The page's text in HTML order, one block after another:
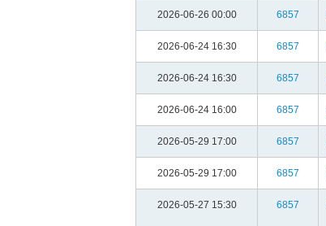
2026-06-26 00:00 6857
2026-06-24 16:30 6857
2026-06-24 16:30 6857
2026-06-24 16:00 6857
2026-05-29 17:00 6857
2026-05-29 17:00 6857
2026-05-27 15:30 6857